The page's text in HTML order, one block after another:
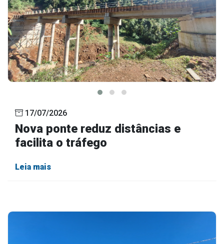
17/07/2026
Nova ponte reduz distâncias e
facilita o tráfego
Leia mais